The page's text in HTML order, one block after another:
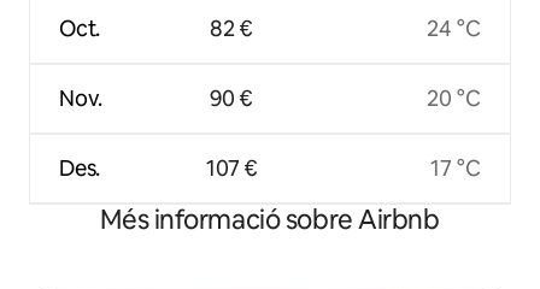
Oct.
Nov.
Des.
82 €
90 €
107 €
24 °C
20 °C
17 °C
Més informació sobre Airbnb